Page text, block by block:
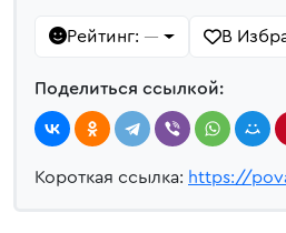
Рейтинг: — В
Поделиться ссылкой:
Короткая ссылка: https://